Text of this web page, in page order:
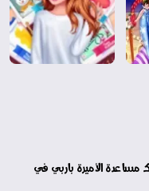
مساعدة الأميرة باربي في